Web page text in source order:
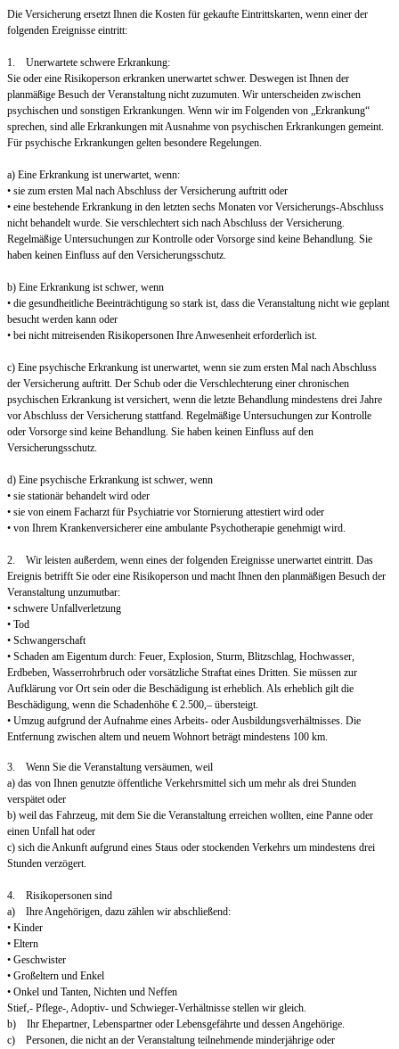
Die Versicherung ersetzt Ihnen die Kosten für gekaufte Eintrittskarten, wenn einer der
folgenden Ereignisse eintritt:
1. Unerwartete schwere Erkrankung:
Sie oder eine Risikoperson erkranken unerwartet schwer. Deswegen ist Ihnen der
planmäßige Besuch der Veranstaltung nicht zuzumuten. Wir unterscheiden zwischen
psychischen und sonstigen Erkrankungen. Wenn wir im Folgenden von „Erkrankung“
sprechen, sind alle Erkrankungen mit Ausnahme von psychischen Erkrankungen gemeint.
Für psychische Erkrankungen gelten besondere Regelungen.
a) Eine Erkrankung ist unerwartet, wenn:
• sie zum ersten Mal nach Abschluss der Versicherung auftritt oder
• eine bestehende Erkrankung in den letzten sechs Monaten vor Versicherungs-Abschluss
nicht behandelt wurde. Sie verschlechtert sich nach Abschluss der Versicherung.
Regelmäßige Untersuchungen zur Kontrolle oder Vorsorge sind keine Behandlung. Sie
haben keinen Einfluss auf den Versicherungsschutz.
b) Eine Erkrankung ist schwer, wenn
• die gesundheitliche Beeinträchtigung so stark ist, dass die Veranstaltung nicht wie geplant
besucht werden kann oder
• bei nicht mitreisenden Risikopersonen Ihre Anwesenheit erforderlich ist.
c) Eine psychische Erkrankung ist unerwartet, wenn sie zum ersten Mal nach Abschluss
der Versicherung auftritt. Der Schub oder die Verschlechterung einer chronischen
psychischen Erkrankung ist versichert, wenn die letzte Behandlung mindestens drei Jahre
vor Abschluss der Versicherung stattfand. Regelmäßige Untersuchungen zur Kontrolle
oder Vorsorge sind keine Behandlung. Sie haben keinen Einfluss auf den
Versicherungsschutz.
d) Eine psychische Erkrankung ist schwer, wenn
• sie stationär behandelt wird oder
• sie von einem Facharzt für Psychiatrie vor Stornierung attestiert wird oder
• von Ihrem Krankenversicherer eine ambulante Psychotherapie genehmigt wird.
2. Wir leisten außerdem, wenn eines der folgenden Ereignisse unerwartet eintritt. Das
Ereignis betrifft Sie oder eine Risikoperson und macht Ihnen den planmäßigen Besuch der
Veranstaltung unzumutbar:
• schwere Unfallverletzung
• Tod
• Schwangerschaft
• Schaden am Eigentum durch: Feuer, Explosion, Sturm, Blitzschlag, Hochwasser,
Erdbeben, Wasserrohrbruch oder vorsätzliche Straftat eines Dritten. Sie müssen zur
Aufklärung vor Ort sein oder die Beschädigung ist erheblich. Als erheblich gilt die
Beschädigung, wenn die Schadenhöhe € 2.500,– übersteigt.
• Umzug aufgrund der Aufnahme eines Arbeits- oder Ausbildungsverhältnisses. Die
Entfernung zwischen altem und neuem Wohnort beträgt mindestens 100 km.
3. Wenn Sie die Veranstaltung versäumen, weil
a) das von Ihnen genutzte öffentliche Verkehrsmittel sich um mehr als drei Stunden
verspätet oder
b) weil das Fahrzeug, mit dem Sie die Veranstaltung erreichen wollten, eine Panne oder
einen Unfall hat oder
c) sich die Ankunft aufgrund eines Staus oder stockenden Verkehrs um mindestens drei
Stunden verzögert.
4. Risikopersonen sind
a) Ihre Angehörigen, dazu zählen wir abschließend:
• Kinder
• Eltern
• Geschwister
• Großeltern und Enkel
• Onkel und Tanten, Nichten und Neffen
Stief,- Pflege-, Adoptiv- und Schwieger-Verhältnisse stellen wir gleich.
b) Ihr Ehepartner, Lebenspartner oder Lebensgefährte und dessen Angehörige.
c) Personen, die nicht an der Veranstaltung teilnehmende minderjährige oder